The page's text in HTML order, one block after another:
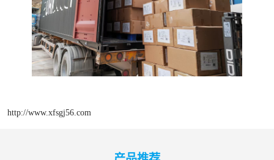
http://www.xfsgj56.com